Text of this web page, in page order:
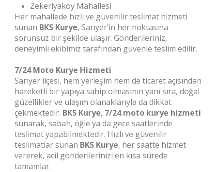
Zekeriyaköy Mahallesi
Her mahallede hızlı ve güvenilir teslimat hizmeti
sunan BKS Kurye, Sarıyer’in her noktasına
sorunsuz bir şekilde ulaşır. Gönderileriniz,
deneyimli ekibimiz tarafından güvenle teslim edilir.
7/24 Moto Kurye Hizmeti
Sarıyer ilçesi, hem yerleşim hem de ticaret açısından
hareketli bir yapıya sahip olmasının yanı sıra, doğal
güzellikler ve ulaşım olanaklarıyla da dikkat
çekmektedir. BKS Kurye, 7/24 moto kurye hizmeti
sunarak, sabah, öğle ya da gece saatlerinde
teslimat yapabilmektedir. Hızlı ve güvenilir
teslimatlar sunan BKS Kurye, her saatte hizmet
vererek, acil gönderilerinizi en kısa sürede
tamamlar.